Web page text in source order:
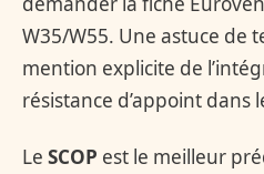
W35/W55. Une astuce de
mention explicite de
résistance d’appoint dans
Le SCOP est le meilleur